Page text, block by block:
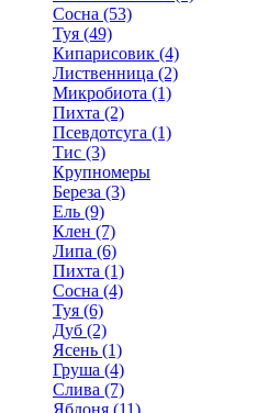
Сосна (53)
Туя (49)
Кипарисовик (4)
Лиственница (2)
Микробиота (1)
Пихта (2)
Псевдотсуга (1)
Тис (3)
Крупномеры
Береза (3)
Ель (9)
Клен (7)
Липа (6)
Пихта (1)
Сосна (4)
Туя (6)
Дуб (2)
Ясень (1)
Груша (4)
Слива (7)
Яблоня (11)